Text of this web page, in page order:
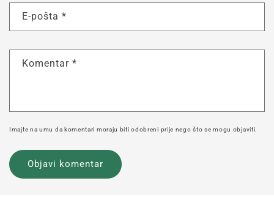
E-pošta *
Komentar *
Imajte na umu da komentari moraju biti odobreni prije nego što se mogu objaviti.